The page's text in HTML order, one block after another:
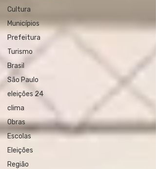
Cultura
Municípios
Prefeitura
Turismo
Brasil
São Paulo
eleições 24
clima
Obras
Escolas
Eleições
Região